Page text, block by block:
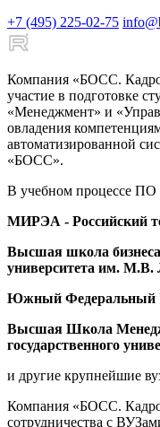
+7 (495) 225-02-75
Компания «БОСС.
участие в подготовке
«Менеджмент» и
овладения
автоматизированной
«БОСС».
В учебном процессе
МИРЭА - Российский
Высшая школа бизнеса
университета им. М.В.
Южный Федеральный
Высшая Школа
государственного
и другие крупнейшие
Компания «БОСС.
сотрудничества с